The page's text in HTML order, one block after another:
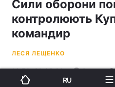
Сили оборони
контролюють
командир
ЛЕСЯ ЛЕЩЕНКО
16:50, 20.05.26 3 хв.
RU